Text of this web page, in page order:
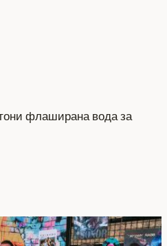
флаширана вода за